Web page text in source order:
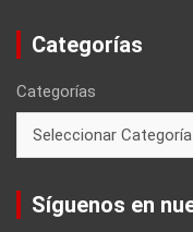
Categorías
Categorías
Síguenos en